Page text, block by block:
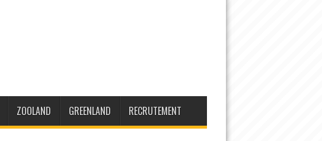
ZOOLAND GREENLAND RECRUTEMENT